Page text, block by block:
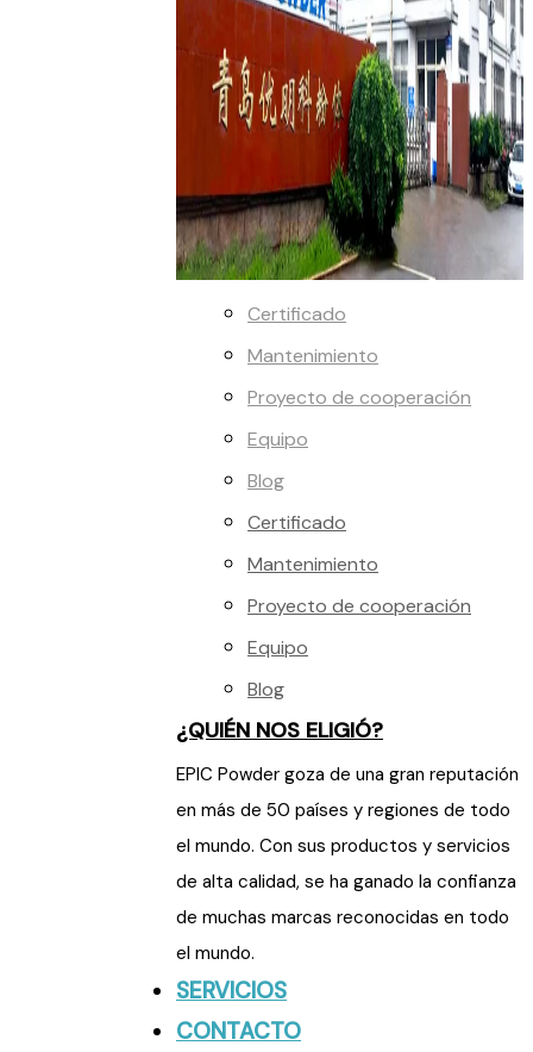
Certificado
Mantenimiento
Proyecto de cooperación
Equipo
Blog
Certificado
Mantenimiento
Proyecto de cooperación
Equipo
Blog
¿QUIÉN NOS ELIGIÓ?
EPIC Powder goza de una gran reputación
en más de 50 países y regiones de todo
el mundo. Con sus productos y servicios
de alta calidad, se ha ganado la confianza
de muchas marcas reconocidas en todo
el mundo.
SERVICIOS
CONTACTO